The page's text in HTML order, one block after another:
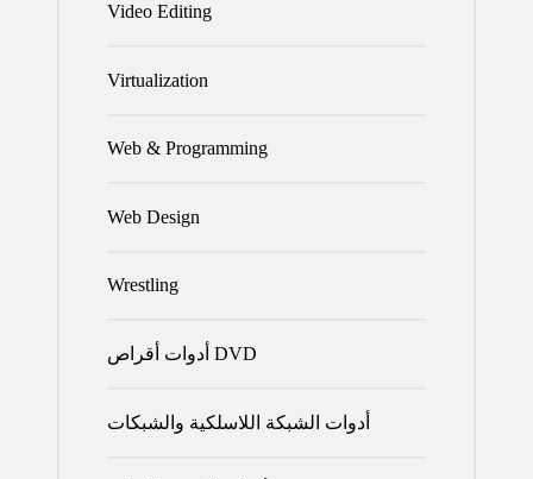
Video Editing
Virtualization
Web & Programming
Web Design
Wrestling
أدوات أقراص DVD
أدوات الشبكة اللاسلكية والشبكات